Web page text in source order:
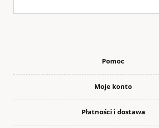
Pomoc
Moje konto
Płatności i dostawa